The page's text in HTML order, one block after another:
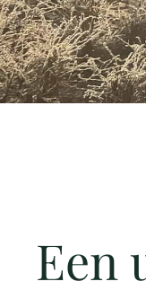
Een